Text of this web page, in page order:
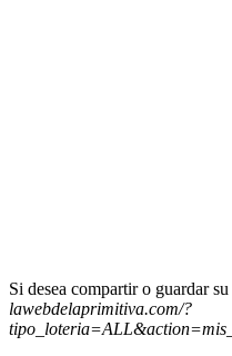
Si desea compartir o guardar
lawebdelaprimitiva.com/?